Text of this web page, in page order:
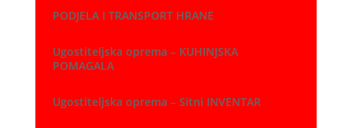
PODJELA I TRANSPORT HRANE
Ugostiteljska oprema – KUHINJSKA
POMAGALA
Ugostiteljska oprema – Sitni INVENTAR